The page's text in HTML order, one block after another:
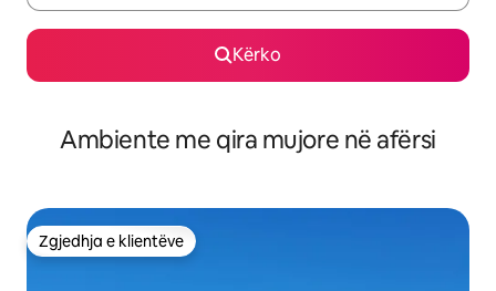
Kërko
Ambiente me qira mujore në afërsi
Zgjedhja e klientëve
Zgjedhja e klientëve